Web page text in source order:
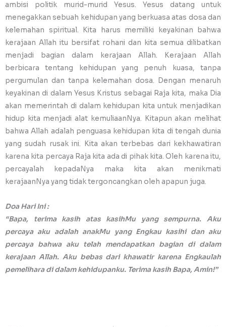
ambisi politik murid-murid Yesus. Yesus datang untuk
menegakkan sebuah kehidupan yang berkuasa atas dosa dan
kelemahan spiritual. Kita harus memiliki keyakinan bahwa
kerajaan Allah itu bersifat rohani dan kita semua dilibatkan
menjadi bagian dalam kerajaan Allah. Kerajaan Allah
berbicara tentang kehidupan yang penuh kuasa, tanpa
pergumulan dan tanpa kelemahan dosa. Dengan menaruh
keyakinan di dalam Yesus Kristus sebagai Raja kita, maka Dia
akan memerintah di dalam kehidupan kita untuk menjadikan
hidup kita menjadi alat kemuliaanNya. Kitapun akan melihat
bahwa Allah adalah penguasa kehidupan kita di tengah dunia
yang sudah rusak ini. Kita akan terbebas dari kekhawatiran
karena kita percaya Raja kita ada di pihak kita. Oleh karena itu,
percayalah kepadaNya maka kita akan menikmati
kerajaanNya yang tidak tergoncangkan oleh apapun juga.
Doa Hari Ini :
“Bapa, terima kasih atas kasihMu yang sempurna. Aku
percaya aku adalah anakMu yang Engkau kasihi dan aku
percaya bahwa aku telah mendapatkan bagian di dalam
kerajaan Allah. Aku bebas dari khawatir karena Engkaulah
pemelihara di dalam kehidupanku. Terima kasih Bapa, Amin!”